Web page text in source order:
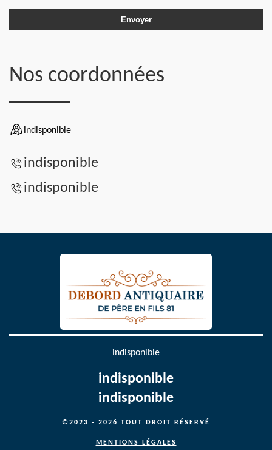
Nos coordonnées
indisponible
indisponible
indisponible
indisponible
indisponible
indisponible
©2023 - 2026 TOUT DROIT RÉSERVÉ
MENTIONS LÉGALES